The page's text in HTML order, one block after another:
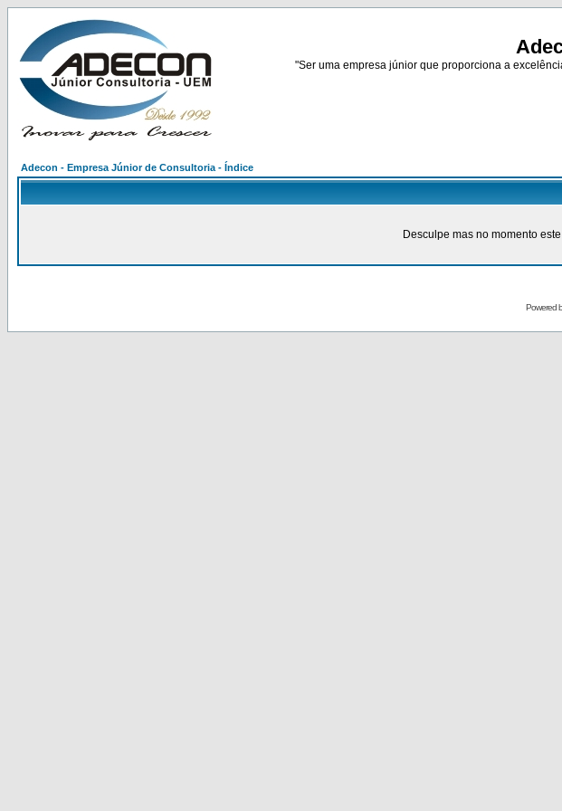
"Ser uma empresa júnior que proporciona a
Adecon - Empresa Júnior de Consultoria - Índice
Desculpe mas no momento
Powered